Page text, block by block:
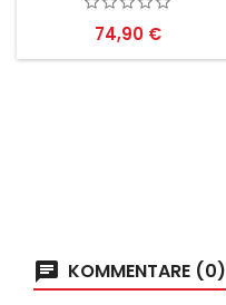
Preis
74,90 €
KOMMENTARE (0)